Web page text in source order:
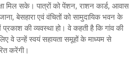
मिल सके। पात्रों को पेंशन, राशन कार्ड, आवास
बेसहारा एवं वंचितों को सामुदायिक भवन के
की व्यवस्था हो। वे कहती है कि गांव की
वे उन्हें स्वयं सहायता समूहों के माध्यम से
करेंगी।